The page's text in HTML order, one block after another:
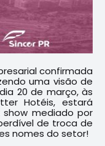
confirmada
uma visão de
20 de março, às
Hotéis, estará
mediado por
de troca de
nomes do setor!